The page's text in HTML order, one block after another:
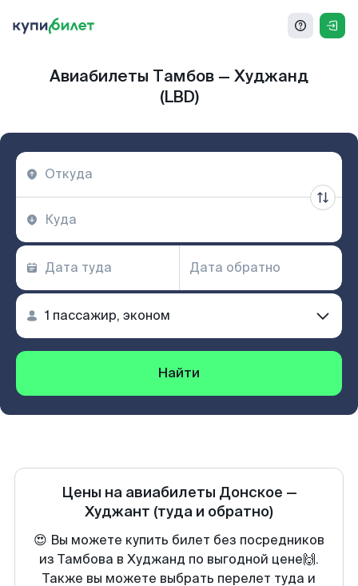
Авиабилеты Тамбов — Худжанд
(LBD)
Найти
Цены на авиабилеты Донское —
Худжант (туда и обратно)
😍 Вы можете купить билет без посредников
из Тамбова в Худжанд по выгодной цене🙌.
Также вы можете выбрать перелет туда и